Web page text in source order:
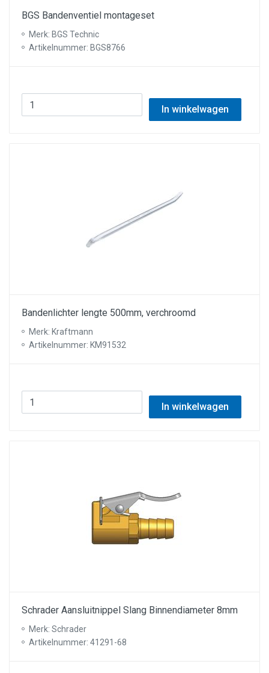
BGS Bandenventiel montageset
Merk: BGS Technic
Artikelnummer: BGS8766
In winkelwagen
Bandenlichter lengte 500mm, verchroomd
Merk: Kraftmann
Artikelnummer: KM91532
In winkelwagen
Schrader Aansluitnippel Slang Binnendiameter 8mm
Merk: Schrader
Artikelnummer: 41291-68